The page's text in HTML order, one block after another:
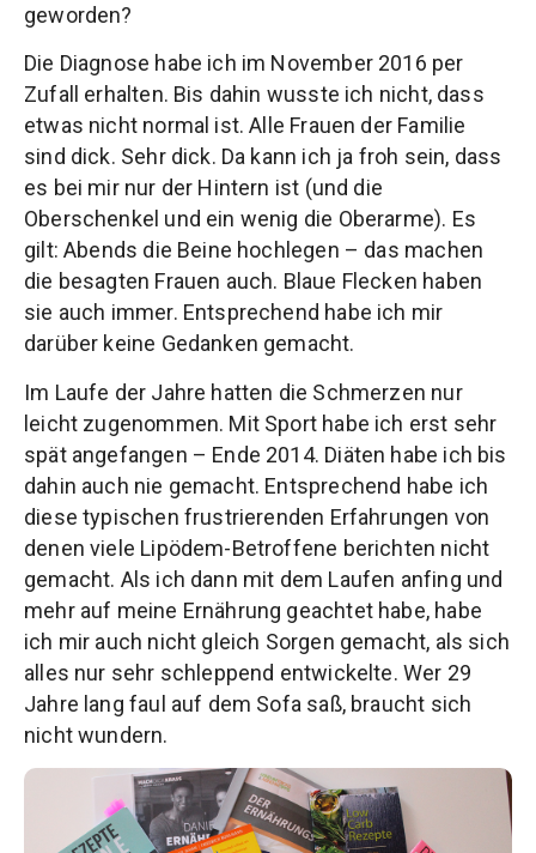
geworden?
Die Diagnose habe ich im November 2016 per
Zufall erhalten. Bis dahin wusste ich nicht, dass
etwas nicht normal ist. Alle Frauen der Familie
sind dick. Sehr dick. Da kann ich ja froh sein, dass
es bei mir nur der Hintern ist (und die
Oberschenkel und ein wenig die Oberarme). Es
gilt: Abends die Beine hochlegen – das machen
die besagten Frauen auch. Blaue Flecken haben
sie auch immer. Entsprechend habe ich mir
darüber keine Gedanken gemacht.
Im Laufe der Jahre hatten die Schmerzen nur
leicht zugenommen. Mit Sport habe ich erst sehr
spät angefangen – Ende 2014. Diäten habe ich bis
dahin auch nie gemacht. Entsprechend habe ich
diese typischen frustrierenden Erfahrungen von
denen viele Lipödem-Betroffene berichten nicht
gemacht. Als ich dann mit dem Laufen anfing und
mehr auf meine Ernährung geachtet habe, habe
ich mir auch nicht gleich Sorgen gemacht, als sich
alles nur sehr schleppend entwickelte. Wer 29
Jahre lang faul auf dem Sofa saß, braucht sich
nicht wundern.